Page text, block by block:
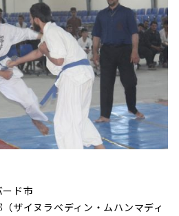
ド市
ザイヌラベディン・ムハンマディ